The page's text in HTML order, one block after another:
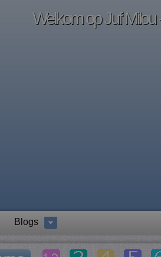
Welkom op Juf Milou
Blogs